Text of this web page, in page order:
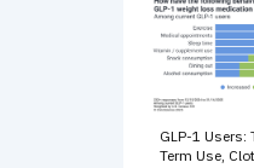
GLP-1 Users:
Term Use,